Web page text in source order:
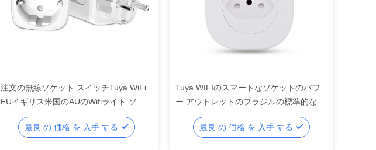
注文の無線ソケット スイッチTuya WiFi
EUイギリス米国のAUのWifiライト ソケ
最良 の 価格 を 入手 する
Tuya WIFIのスマートなソケットのパワ
ー アウトレットのブラジルの標準的なス
マートな床のソケット16A 220V 127V
50Hz 最良 の 価格 を 入手 する